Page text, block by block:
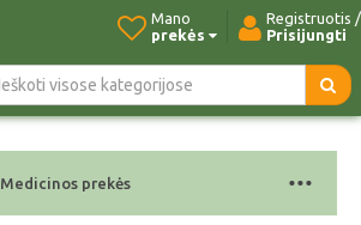
Registruotis /
Prisijungti
Mano
prekės
Pradžia Naujos prekės Kontaktai
Medicinos prekės ...